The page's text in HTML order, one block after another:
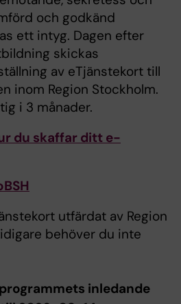
och godkänd
ett intyg. Dagen efter
skickas
av eTjänstekort till
inom Region Stockholm.
i 3 månader.
du skaffar ditt e-
utfärdat av Region
behöver du inte
inledande